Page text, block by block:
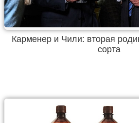
Карменер и Чили: вторая
сорта